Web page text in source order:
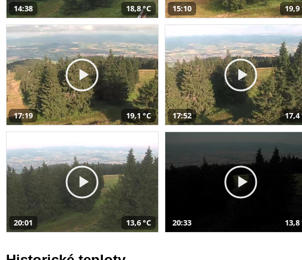
14:38 18,8 °C 15:10 19,9
17:19 19,1 °C 17:52 17,4
20:01 13,6 °C 20:33 13,8